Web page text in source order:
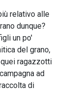
relativo alle
dunque?
un po'
del grano,
ragazzotti
ad
di